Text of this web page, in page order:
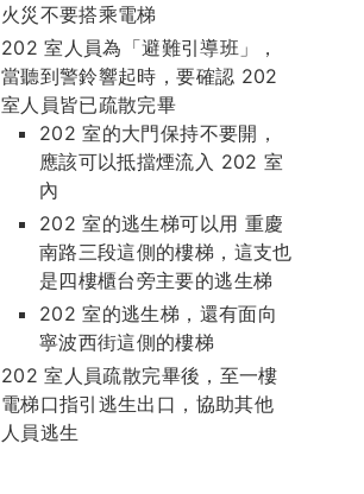
火災不要搭乘電梯
202 室人員為「避難引導班」，
當聽到警鈴響起時，要確認 202
室人員皆已疏散完畢
202 室的大門保持不要開，
應該可以抵擋煙流入 202 室
內
202 室的逃生梯可以用 重慶
南路三段這側的樓梯，這支也
是四樓櫃台旁主要的逃生梯
202 室的逃生梯，還有面向
寧波西街這側的樓梯
202 室人員疏散完畢後，至一樓
電梯口指引逃生出口，協助其他
人員逃生